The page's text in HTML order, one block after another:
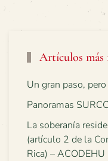
Artículos más
Un gran paso,
Panoramas
La soberanía
(artículo 2 de la
Rica) – ACODEHU